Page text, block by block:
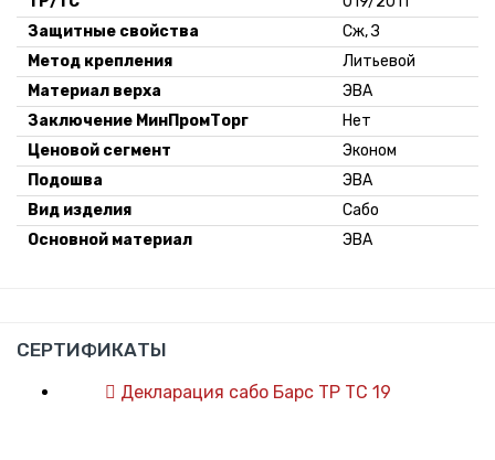
Защитные свойства
Сж, З
Метод крепления
Литьевой
Материал верха
ЭВА
Заключение МинПромТорг
Нет
Ценовой сегмент
Эконом
Подошва
ЭВА
Вид изделия
Сабо
Оcновной материал
ЭВА
СЕРТИФИКАТЫ
Декларация сабо Барс ТР ТС 19